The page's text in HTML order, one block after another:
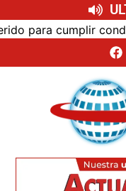
condena por